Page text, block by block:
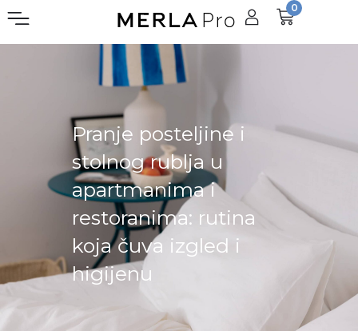
0
Pranje posteljine i
stolnog rublja u
apartmanima i
restoranima: rutina
koja čuva izgled i
higijenu